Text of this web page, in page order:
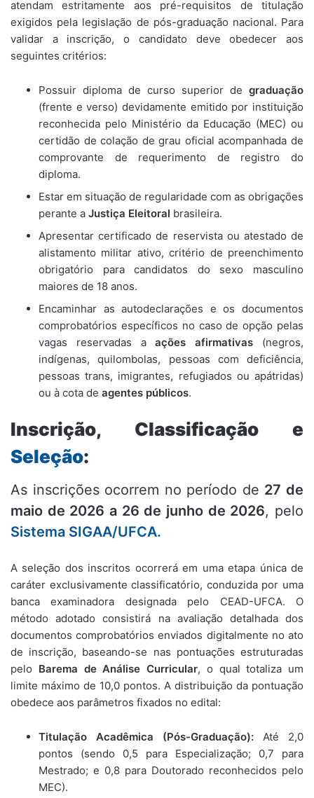
atendam estritamente aos pré-requisitos de titulação
exigidos pela legislação de pós-graduação nacional. Para
validar a inscrição, o candidato deve obedecer aos
seguintes critérios:
Possuir diploma de curso superior de graduação
(frente e verso) devidamente emitido por instituição
reconhecida pelo Ministério da Educação (MEC) ou
certidão de colação de grau oficial acompanhada de
comprovante de requerimento de registro do
diploma.
Estar em situação de regularidade com as obrigações
perante a Justiça Eleitoral brasileira.
Apresentar certificado de reservista ou atestado de
alistamento militar ativo, critério de preenchimento
obrigatório para candidatos do sexo masculino
maiores de 18 anos.
Encaminhar as autodeclarações e os documentos
comprobatórios específicos no caso de opção pelas
vagas reservadas aações afirmativas (negros,
indígenas, quilombolas, pessoas com deficiência,
pessoas trans, imigrantes, refugiados ou apátridas)
ou à cota de agentes públicos.
Inscrição, Classificação e
Seleção:
As inscrições ocorrem no período de 27 de
maio de 2026 a 26 de junho de 2026, pelo
Sistema SIGAA/UFCA.
A seleção dos inscritos ocorrerá em uma etapa única de
caráter exclusivamente classificatório, conduzida por uma
banca examinadora designada pelo CEAD-UFCA. O
método adotado consistirá na avaliação detalhada dos
documentos comprobatórios enviados digitalmente no ato
de inscrição, baseando-se nas pontuações estruturadas
pelo Barema de Análise Curricular, o qual totaliza um
limite máximo de 10,0 pontos. A distribuição da pontuação
obedece aos parâmetros fixados no edital:
Titulação Acadêmica (Pós-Graduação): Até 2,0
pontos (sendo 0,5 para Especialização; 0,7 para
Mestrado; e 0,8 para Doutorado reconhecidos pelo
MEC).